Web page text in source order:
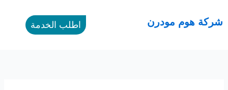
شركة هوم مودرن القائمةاطلب الخدمة